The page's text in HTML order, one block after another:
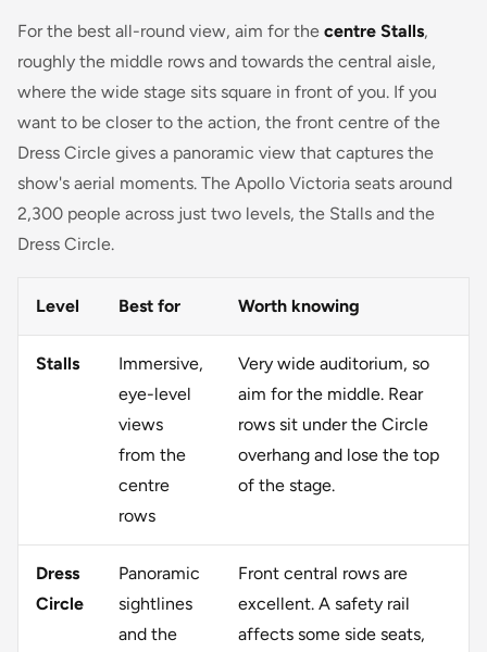
For the best all-round view, aim for the centre Stalls,
roughly the middle rows and towards the central aisle,
where the wide stage sits square in front of you. If you
want to be closer to the action, the front centre of the
Dress Circle gives a panoramic view that captures the
show's aerial moments. The Apollo Victoria seats around
2,300 people across just two levels, the Stalls and the
Dress Circle.
Level Best for Worth knowing
Stalls
Immersive,
eye-level
views
from the
centre
rows
Very wide auditorium, so
aim for the middle. Rear
rows sit under the Circle
overhang and lose the top
of the stage.
Dress
Circle
Panoramic
sightlines
and the
Front central rows are
excellent. A safety rail
affects some side seats,